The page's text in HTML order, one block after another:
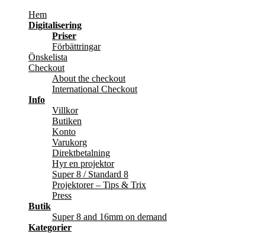
Hem
Digitalisering
Priser
Förbättringar
Önskelista
Checkout
About the checkout
International Checkout
Info
Villkor
Butiken
Konto
Varukorg
Direktbetalning
Hyr en projektor
Super 8 / Standard 8
Projektorer – Tips & Trix
Press
Butik
Super 8 and 16mm on demand
Kategorier